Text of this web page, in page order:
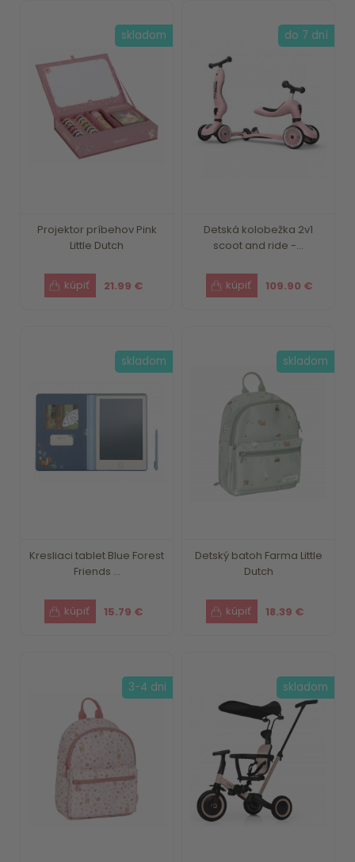
Projektor príbehov Pink
Little Dutch
21.99 €
skladom
Detská kolobežka 2v1
scoot and ride -...
109.90 €
do 7 dní
Kresliaci tablet Blue Forest
Friends ...
15.79 €
skladom
Detský batoh Farma Little
Dutch
18.39 €
skladom
3-4 dni skladom